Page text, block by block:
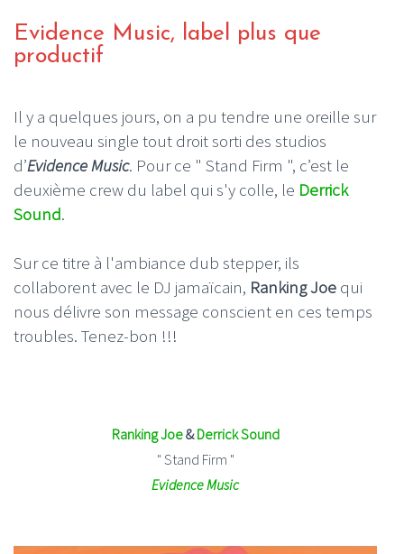
Evidence Music, label plus que
productif
Il y a quelques jours, on a pu tendre une oreille sur
le nouveau single tout droit sorti des studios
d’Evidence Music. Pour ce " Stand Firm ", c’est le
deuxième crew du label qui s'y colle, le Derrick
Sound.
Sur ce titre à l'ambiance dub stepper, ils
collaborent avec le DJ jamaïcain, Ranking Joe qui
nous délivre son message conscient en ces temps
troubles. Tenez-bon !!!
Ranking Joe&Derrick Sound
" Stand Firm "
Evidence Music